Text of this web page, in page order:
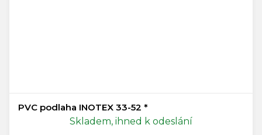
PVC podlaha INOTEX 33-52 *
Skladem, ihned k odeslání